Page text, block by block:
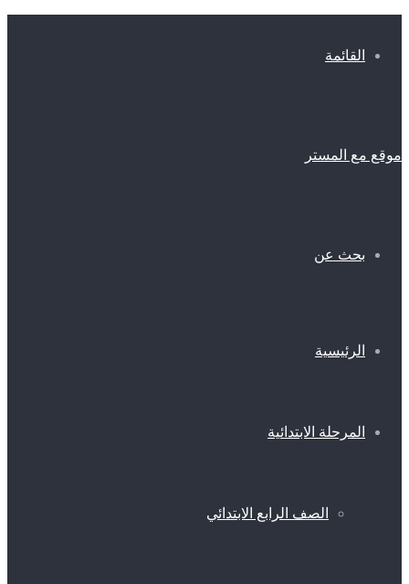
القائمة
موقع مع المستر
بحث عن
الرئيسية
المرحلة الابتدائية
الصف الرابع الابتدائي